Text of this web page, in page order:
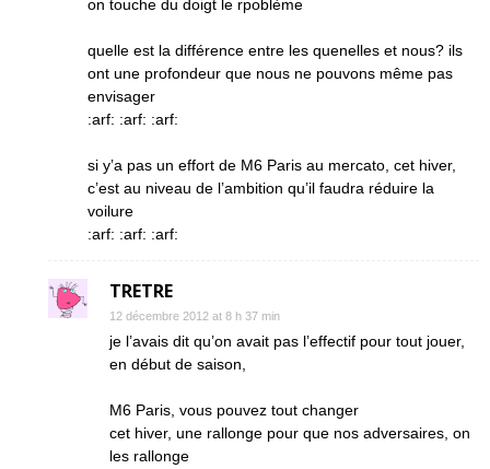
on touche du doigt le rpoblème
quelle est la différence entre les quenelles et nous? ils
ont une profondeur que nous ne pouvons même pas
envisager
:arf: :arf: :arf:
si y’a pas un effort de M6 Paris au mercato, cet hiver,
c’est au niveau de l’ambition qu’il faudra réduire la
voilure
:arf: :arf: :arf:
TRETRE
12 décembre 2012 at 8 h 37 min
je l’avais dit qu’on avait pas l’effectif pour tout jouer,
en début de saison,
M6 Paris, vous pouvez tout changer
cet hiver, une rallonge pour que nos adversaires, on
les rallonge